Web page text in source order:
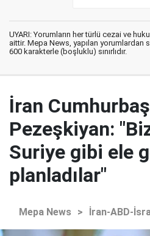
UYARI: Yorumların her türlü cezai ve
aittir. Mepa News, yapılan yorumlardan
600 karakterle (boşluklu) sınırlıdır.
İran
Pezeşkiyan:
Suriye gibi ele
planladılar"
Mepa News > İran-ABD-